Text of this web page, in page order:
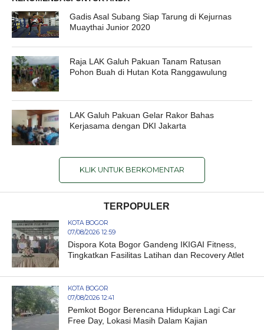
Gadis Asal Subang Siap Tarung di Kejurnas
Muaythai Junior 2020
Raja LAK Galuh Pakuan Tanam Ratusan
Pohon Buah di Hutan Kota Ranggawulung
LAK Galuh Pakuan Gelar Rakor Bahas
Kerjasama dengan DKI Jakarta
KLIK UNTUK BERKOMENTAR
TERPOPULER
KOTA BOGOR
07/08/2026 12:59
Dispora Kota Bogor Gandeng IKIGAI Fitness,
Tingkatkan Fasilitas Latihan dan Recovery Atlet
KOTA BOGOR
07/08/2026 12:41
Pemkot Bogor Berencana Hidupkan Lagi Car
Free Day, Lokasi Masih Dalam Kajian